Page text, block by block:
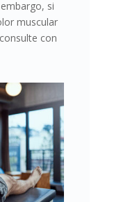
si
muscular
con